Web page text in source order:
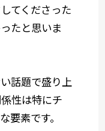
てくださった
たと思いま
話題で盛り上
性は特にチ
要素です。